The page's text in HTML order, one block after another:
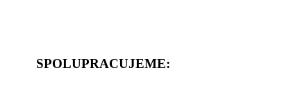
SPOLUPRACUJEME: